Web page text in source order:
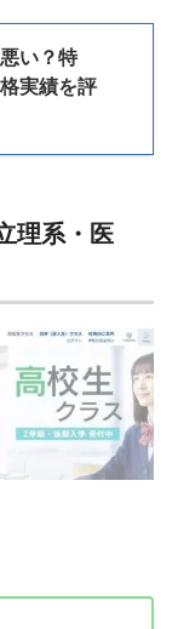
い？特
実績を評
理系・医